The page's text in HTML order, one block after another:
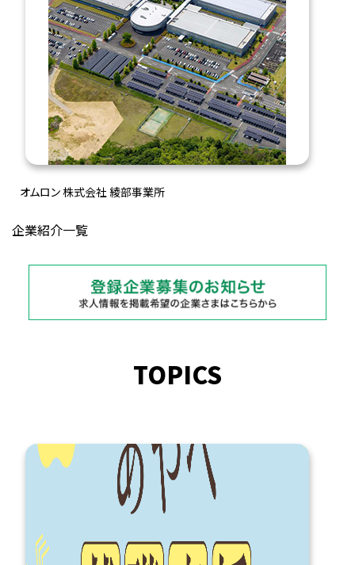
オムロン 株式会社 綾部事業所
企業紹介一覧
TOPICS